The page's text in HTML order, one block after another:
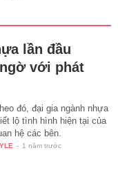
lần đầu
với phát
đó, đại gia ngành nhựa
lộ tình hình hiện tại của
hệ các bên.
- 1 năm trước